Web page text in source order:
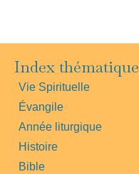
Index thématique
Vie Spirituelle
Évangile
Année liturgique
Histoire
Bible